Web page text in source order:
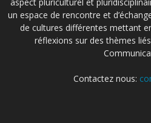
un espace de rencontre et
de cultures différentes mettant
réflexions sur des thèmes
Contactez nous: